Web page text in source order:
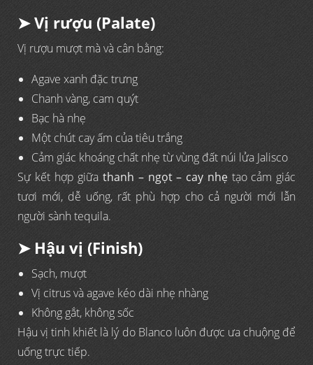
➤ Vị rượu (Palate)
Vị rượu mượt mà và cân bằng:
Agave xanh đặc trưng
Chanh vàng, cam quýt
Bạc hà nhẹ
Một chút cay ấm của tiêu trắng
Cảm giác khoáng chất nhẹ từ vùng đất núi lửa Jalisco
Sự kết hợp giữa thanh – ngọt – cay nhẹtạo cảm giác
tươi mới, dễ uống, rất phù hợp cho cả người mới lẫn
người sành tequila.
➤ Hậu vị (Finish)
Sạch, mượt
Vị citrus và agave kéo dài nhẹ nhàng
Không gắt, không sốc
Hậu vị tinh khiết là lý do Blanco luôn được ưa chuộng để
uống trực tiếp.